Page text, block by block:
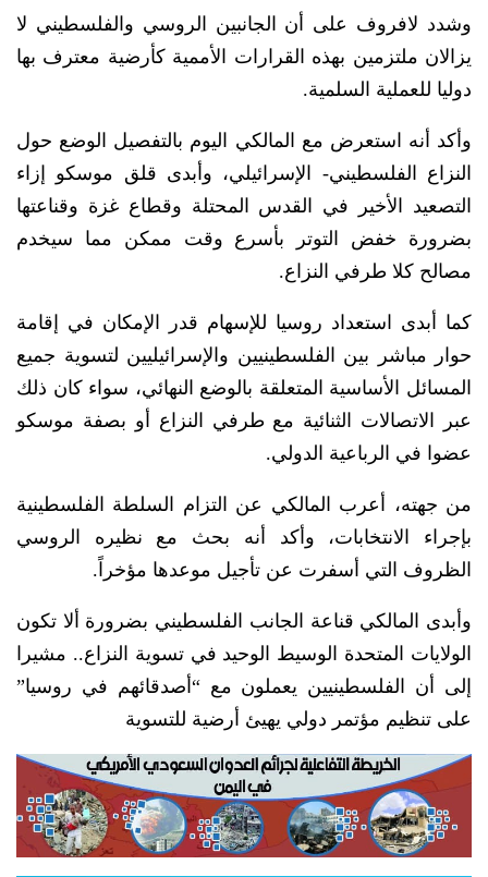
وشدد لافروف على أن الجانبين الروسي والفلسطيني لا
يزالان ملتزمين بهذه القرارات الأممية كأرضية معترف بها
دوليا للعملية السلمية.
وأكد أنه استعرض مع المالكي اليوم بالتفصيل الوضع حول
النزاع الفلسطيني- الإسرائيلي، وأبدى قلق موسكو إزاء
التصعيد الأخير في القدس المحتلة وقطاع غزة وقناعتها
بضرورة خفض التوتر بأسرع وقت ممكن مما سيخدم
مصالح كلا طرفي النزاع.
كما أبدى استعداد روسيا للإسهام قدر الإمكان في إقامة
حوار مباشر بين الفلسطينيين والإسرائيليين لتسوية جميع
المسائل الأساسية المتعلقة بالوضع النهائي، سواء كان ذلك
عبر الاتصالات الثنائية مع طرفي النزاع أو بصفة موسكو
عضوا في الرباعية الدولي.
من جهته، أعرب المالكي عن التزام السلطة الفلسطينية
بإجراء الانتخابات، وأكد أنه بحث مع نظيره الروسي
الظروف التي أسفرت عن تأجيل موعدها مؤخراً.
وأبدى المالكي قناعة الجانب الفلسطيني بضرورة ألا تكون
الولايات المتحدة الوسيط الوحيد في تسوية النزاع.. مشيرا
إلى أن الفلسطينيين يعملون مع “أصدقائهم في روسيا”
على تنظيم مؤتمر دولي يهيئ أرضية للتسوية